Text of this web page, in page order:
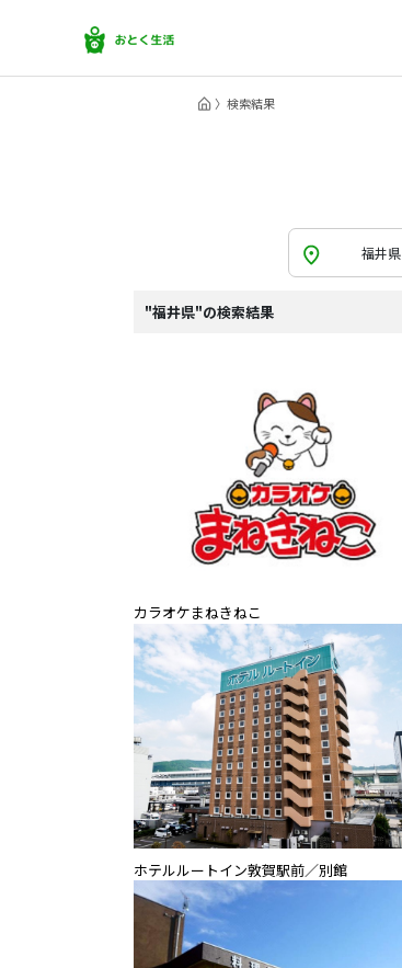
検索結果
福井県
"福井県"の検索結果
カラオケまねきねこ
ホテルルートイン敦賀駅前／別館